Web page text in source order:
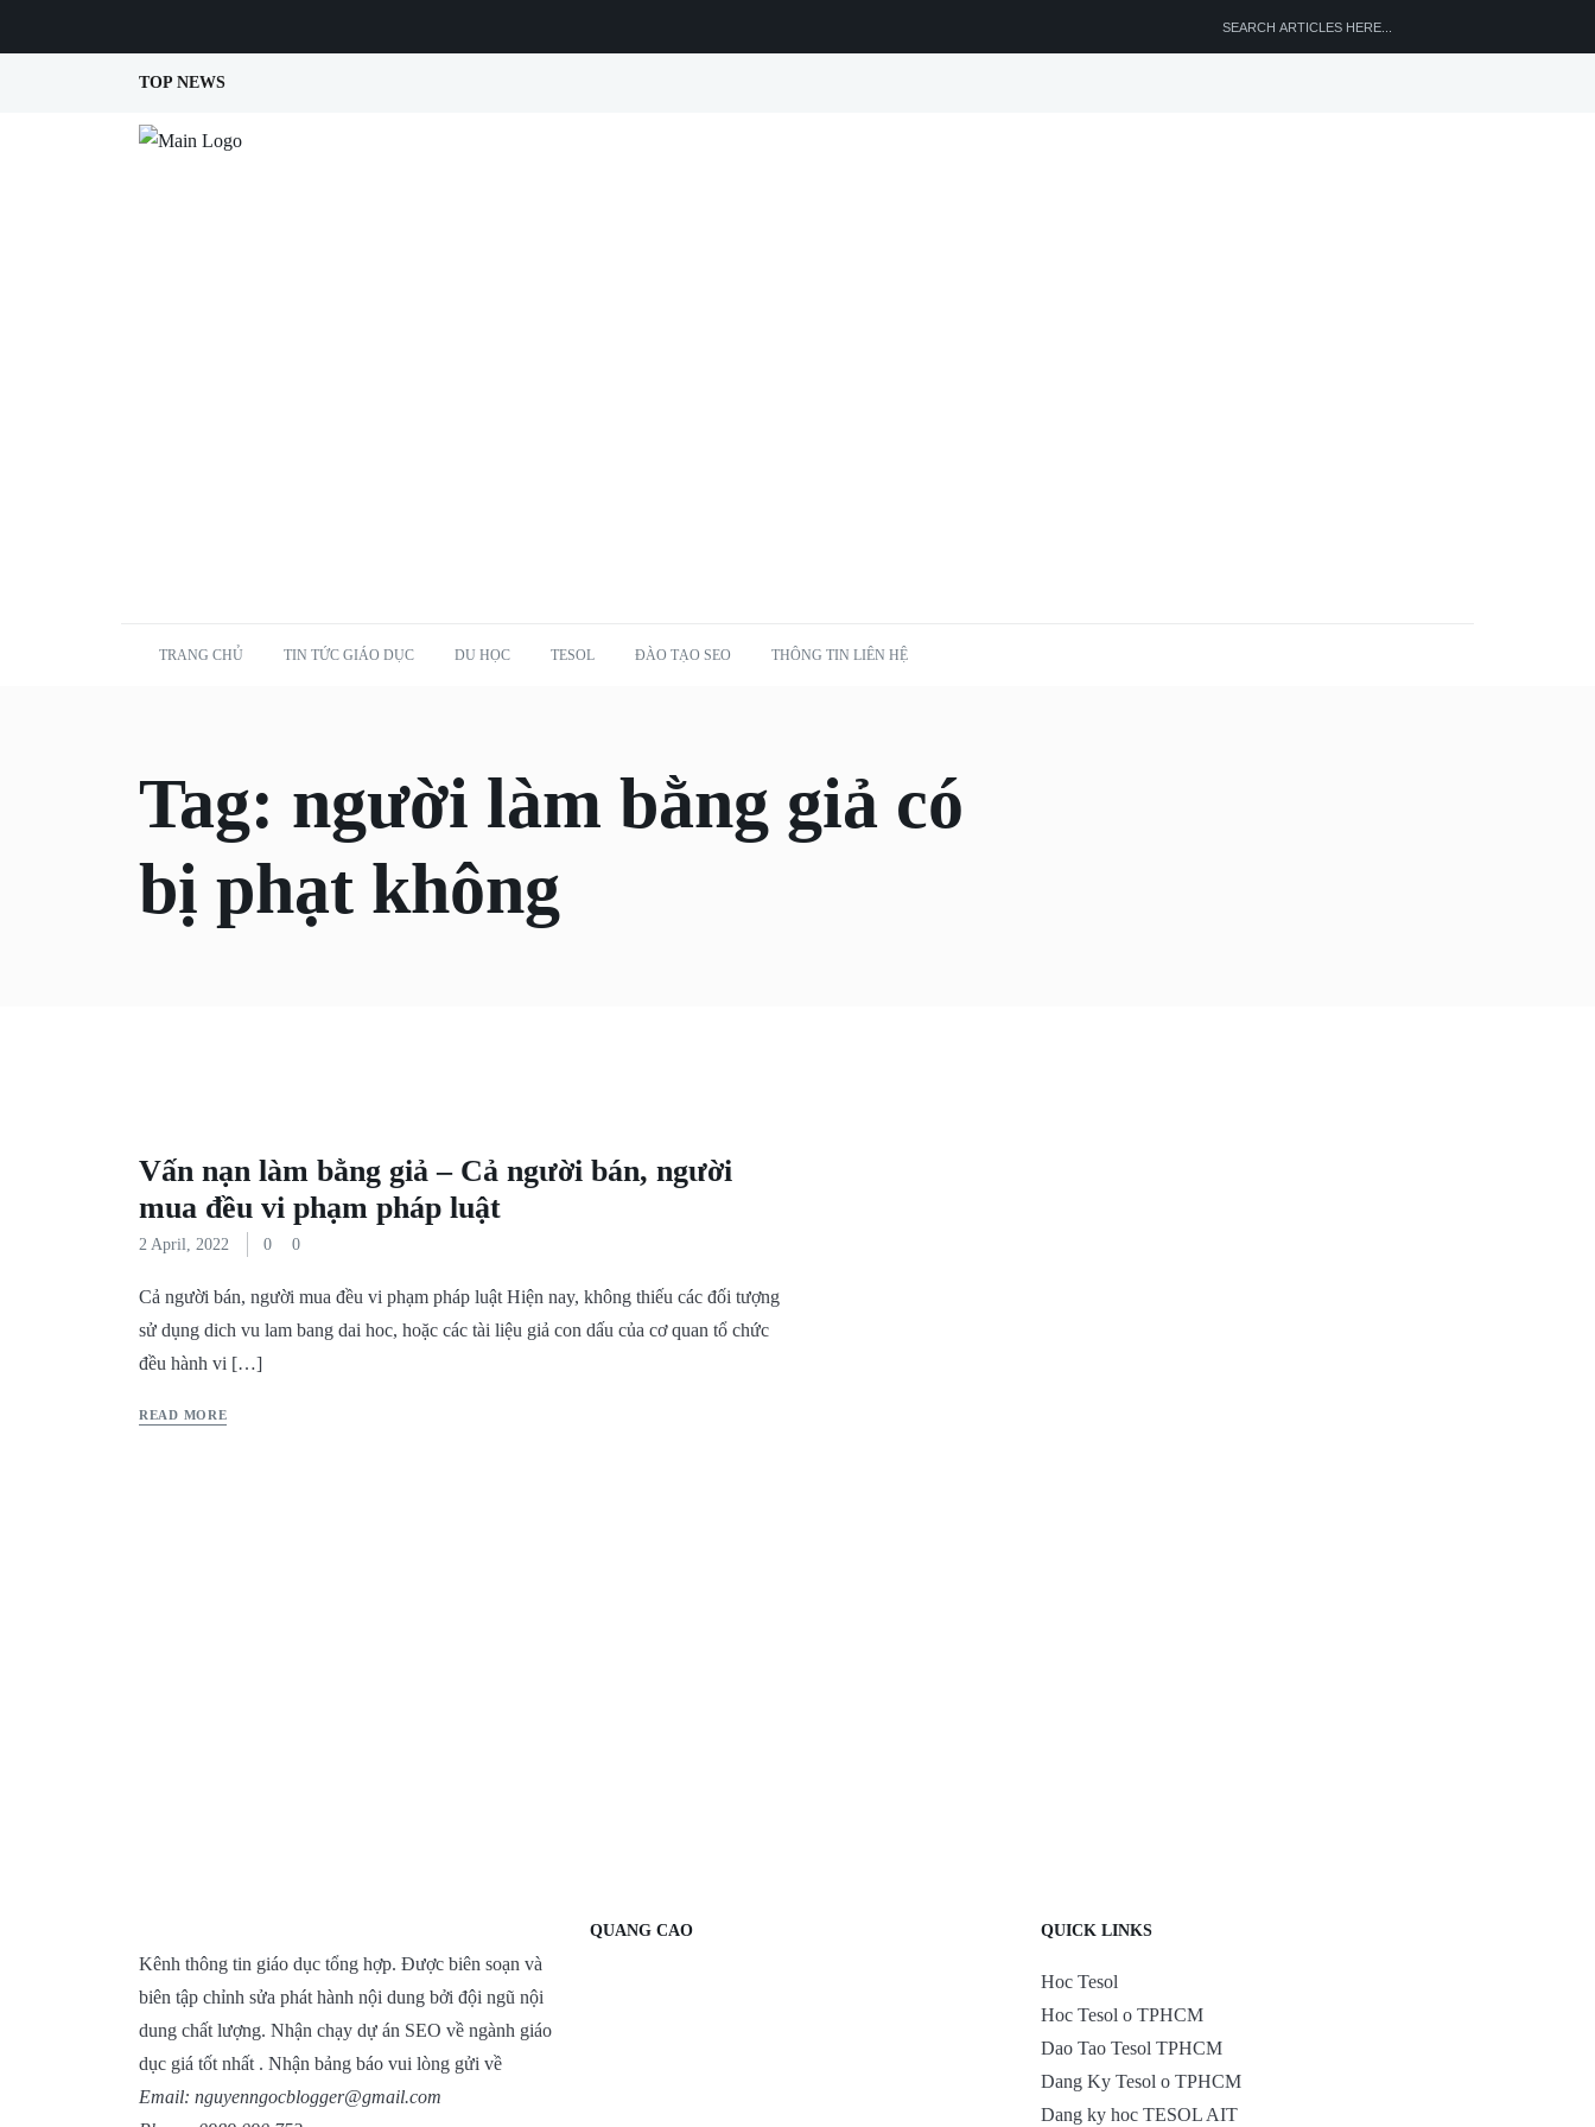
TOP NEWS
TRANG CHỦ TIN TỨC GIÁO DỤC DU HỌC TESOL ĐÀO TẠO SEO THÔNG TIN LIÊN HỆ
Tag: người làm bằng giả có
bị phạt không
Vấn nạn làm bằng giả – Cả người bán, người
mua đều vi phạm pháp luật
2 April, 2022 0 0
Cả người bán, người mua đều vi phạm pháp luật Hiện nay, không thiếu các đối tượng
sử dụng dich vu lam bang dai hoc, hoặc các tài liệu giả con dấu của cơ quan tổ chức
đều hành vi […]
READ MORE
Kênh thông tin giáo dục tổng hợp. Được biên soạn và
biên tập chỉnh sửa phát hành nội dung bởi đội ngũ nội
dung chất lượng. Nhận chạy dự án SEO về ngành giáo
dục giá tốt nhất . Nhận bảng báo vui lòng gửi về
Email: nguyenngocblogger@gmail.com
QUANG CAO QUICK LINKS
Hoc Tesol
Hoc Tesol o TPHCM
Dao Tao Tesol TPHCM
Dang Ky Tesol o TPHCM
Dang ky hoc TESOL AIT